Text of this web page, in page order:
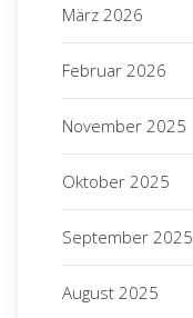
März 2026
Februar 2026
November 2025
Oktober 2025
September 2025
August 2025